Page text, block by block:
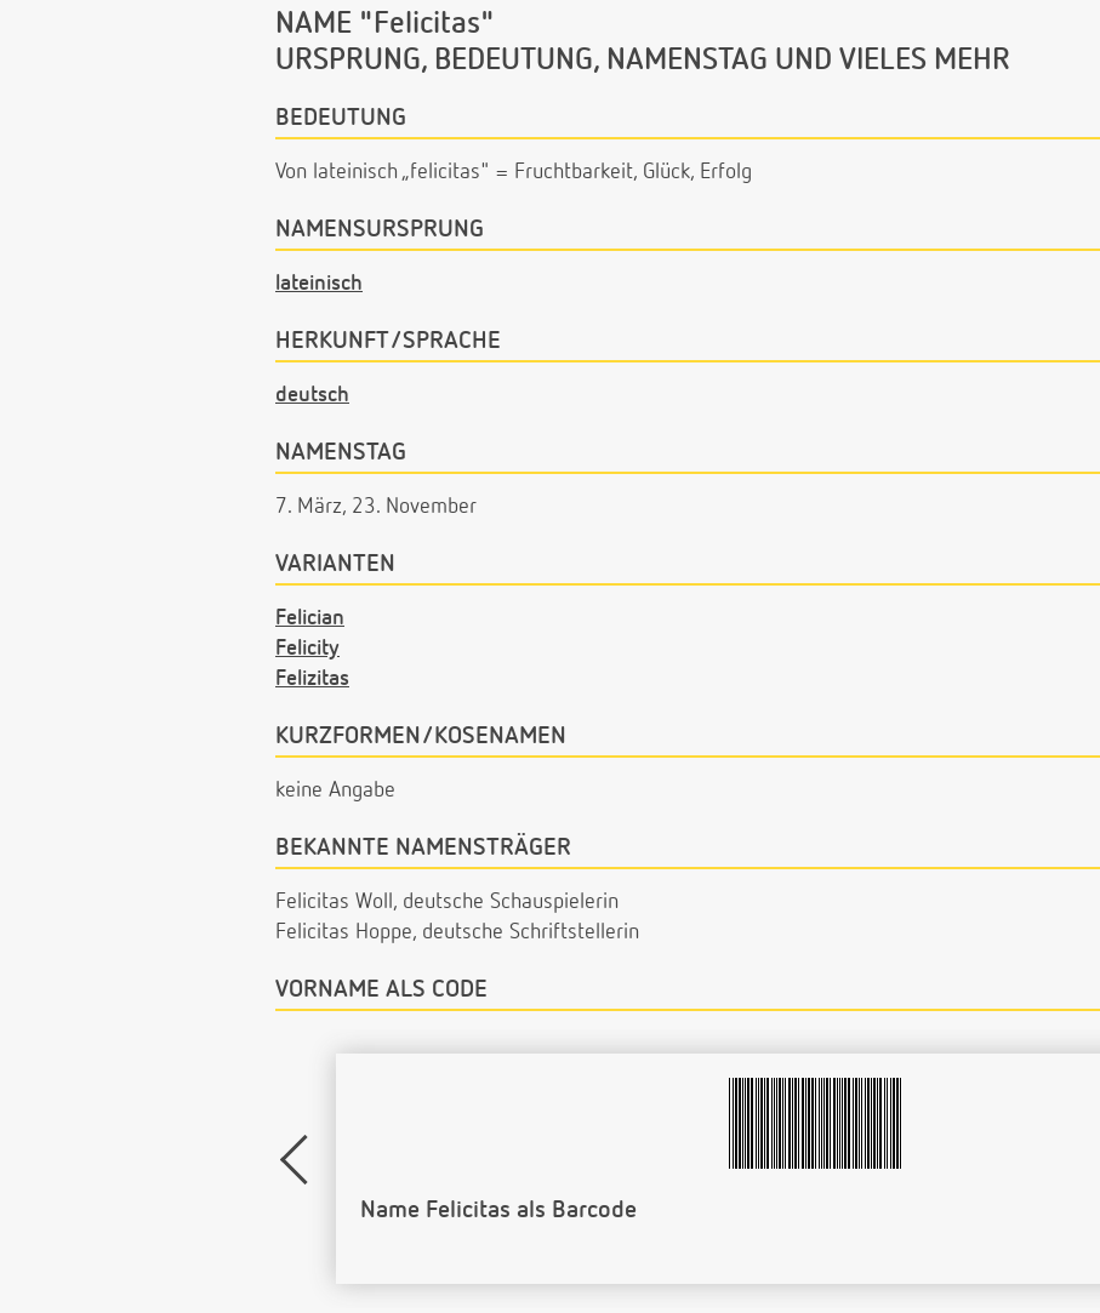
NAME "Felicitas"
URSPRUNG, BEDEUTUNG, NAMENSTAG UND VIELES MEHR
BEDEUTUNG
Von lateinisch „felicitas" = Fruchtbarkeit, Glück, Erfolg
NAMENSURSPRUNG
lateinisch
HERKUNFT/SPRACHE
deutsch
NAMENSTAG
7. März, 23. November
VARIANTEN
Felician
Felicity
Felizitas
KURZFORMEN/KOSENAMEN
keine Angabe
BEKANNTE NAMENSTRÄGER
Felicitas Woll, deutsche Schauspielerin
Felicitas Hoppe, deutsche Schriftstellerin
VORNAME ALS CODE
Name Felicitas als Barcode